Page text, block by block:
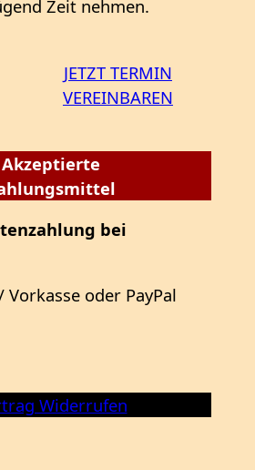
Zeit nehmen.
JETZT TERMIN
VEREINBAREN
Akzeptierte
bei
oder PayPal
Widerrufen